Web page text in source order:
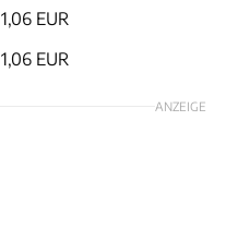
1,06 EUR
1,06 EUR
ANZEIGE